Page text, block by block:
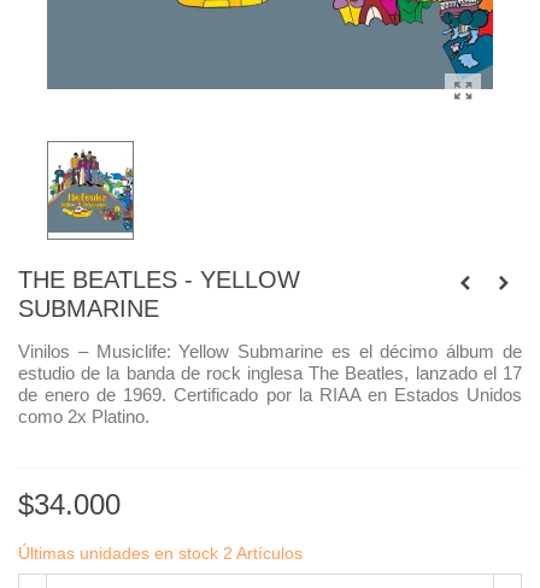
THE BEATLES - YELLOW
SUBMARINE
Vinilos – Musiclife:Yellow Submarine es el décimo álbum de
estudio de la banda de rock inglesa The Beatles, lanzado el 17
de enero de 1969. Certificado por la RIAA en Estados Unidos
como 2x Platino.
$34.000
Últimas unidades en stock 2 Artículos